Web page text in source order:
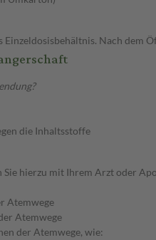
Einzeldosisbehältnis. Nach dem
die Inhaltsstoffe
Sie hierzu mit Ihrem Arzt oder
Atemwege
Atemwege
der Atemwege, wie: